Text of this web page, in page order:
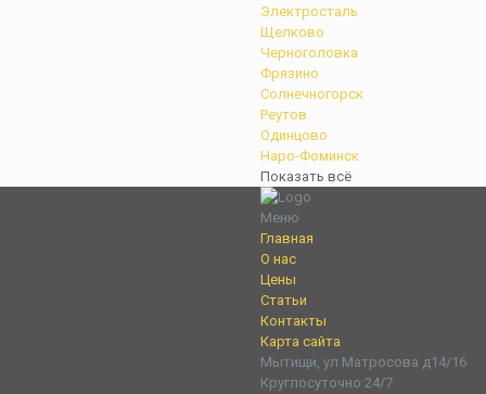
Электросталь
Щелково
Черноголовка
Фрязино
Солнечногорск
Реутов
Одинцово
Наро-Фоминск
Показать всё
Меню
Главная
О нас
Цены
Статьи
Контакты
Карта сайта
Мытищи, ул Матросова д14/16
Круглосуточно 24/7